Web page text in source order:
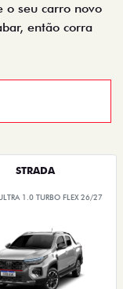
o seu carro novo
então corra
STRADA
1.0 TURBO FLEX 26/27